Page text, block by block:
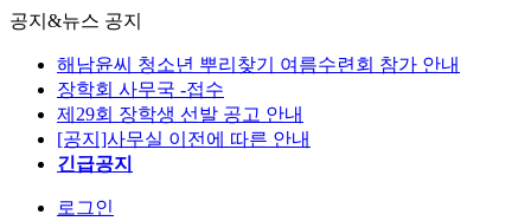
공지&뉴스 공지
해남윤씨 청소년 뿌리찾기 여름수련회 참가 안내
장학회 사무국 -접수
제29회 장학생 선발 공고 안내
[공지]사무실 이전에 따른 안내
긴급공지
로그인